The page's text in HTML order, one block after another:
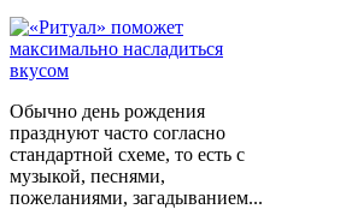
Обычно день рождения
празднуют часто согласно
стандартной схеме, то есть с
музыкой, песнями,
пожеланиями, загадыванием...